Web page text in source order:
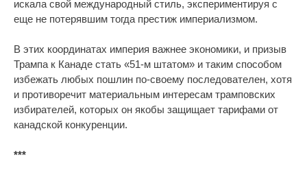
искала свой международный стиль, экспериментируя с
еще не потерявшим тогда престиж империализмом.
В этих координатах империя важнее экономики, и призыв
Трампа к Канаде стать «51-м штатом» и таким способом
избежать любых пошлин по-своему последователен, хотя
и противоречит материальным интересам трамповских
избирателей, которых он якобы защищает тарифами от
канадской конкуренции.
***